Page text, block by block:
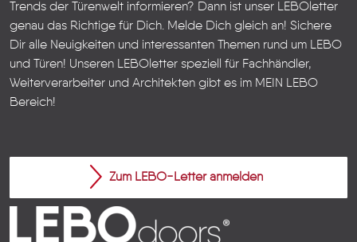
Trends der Türenwelt informieren? Dann ist unser LEBOletter
genau das Richtige für Dich. Melde Dich gleich an! Sichere
Dir alle Neuigkeiten und interessanten Themen rund um LEBO
und Türen! Unseren LEBOletter speziell für Fachhändler,
Weiterverarbeiter und Architekten gibt es im MEIN LEBO
Bereich!
Zum LEBO-Letter anmelden